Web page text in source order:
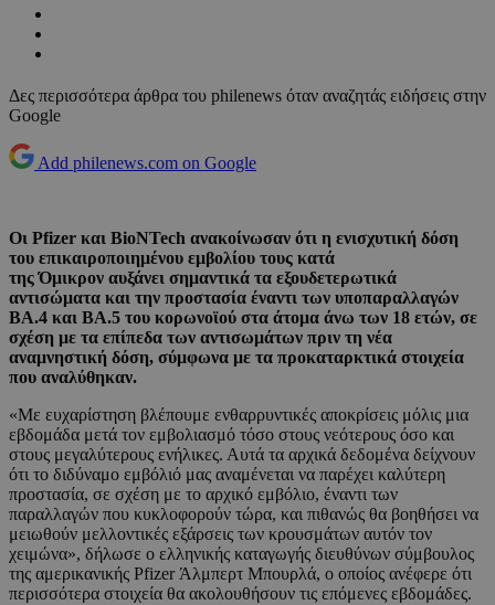
Δες περισσότερα άρθρα του philenews όταν αναζητάς ειδήσεις στην
Google
Add philenews.com on Google
Οι Pfizer και BioNTech ανακοίνωσαν ότι η ενισχυτική δόση
του επικαιροποιημένου εμβολίου τους κατά
της Όμικρον αυξάνει σημαντικά τα εξουδετερωτικά
αντισώματα και την προστασία έναντι των υποπαραλλαγών
ΒΑ.4 και ΒΑ.5 του κορωνοϊού στα άτομα άνω των 18 ετών, σε
σχέση με τα επίπεδα των αντισωμάτων πριν τη νέα
αναμνηστική δόση, σύμφωνα με τα προκαταρκτικά στοιχεία
που αναλύθηκαν.
«Με ευχαρίστηση βλέπουμε ενθαρρυντικές αποκρίσεις μόλις μια
εβδομάδα μετά τον εμβολιασμό τόσο στους νεότερους όσο και
στους μεγαλύτερους ενήλικες. Αυτά τα αρχικά δεδομένα δείχνουν
ότι το διδύναμο εμβόλιό μας αναμένεται να παρέχει καλύτερη
προστασία, σε σχέση με το αρχικό εμβόλιο, έναντι των
παραλλαγών που κυκλοφορούν τώρα, και πιθανώς θα βοηθήσει να
μειωθούν μελλοντικές εξάρσεις των κρουσμάτων αυτόν τον
χειμώνα», δήλωσε ο ελληνικής καταγωγής διευθύνων σύμβουλος
της αμερικανικής Pfizer Άλμπερτ Μπουρλά, ο οποίος ανέφερε ότι
περισσότερα στοιχεία θα ακολουθήσουν τις επόμενες εβδομάδες.